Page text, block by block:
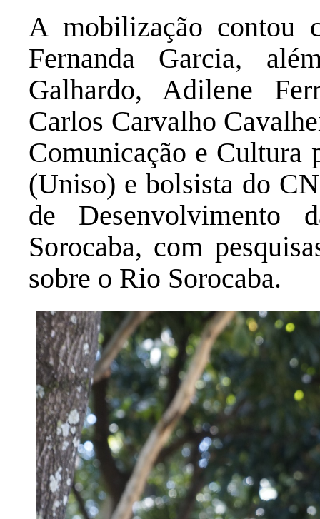
A mobilização contou
Fernanda Garcia,
Galhardo, Adilene
Carlos Carvalho
Comunicação e Cultura
(Uniso) e bolsista do
de Desenvolvimento
Sorocaba, com
sobre o Rio Sorocaba.